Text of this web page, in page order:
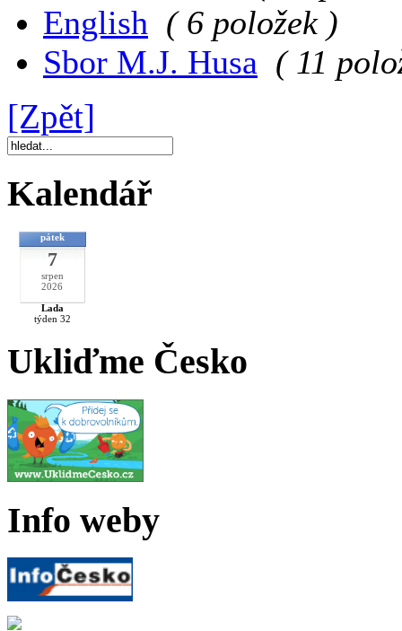
English ( 6 položek )
Sbor M.J. Husa ( 11
[Zpět]
Kalendář
pátek
7
srpen
2026
Lada
týden 32
Ukliďme Česko
Info weby